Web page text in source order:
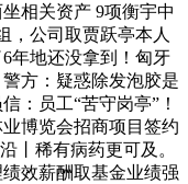
相关资产 9项衡宇中
，公司取贾跃亭本人
年地还没拿到！匈牙
方：疑惑除发泡胶是
：员工“苦守岗亭”！
博览会招商项目签约
丨稀有病药更可及。
效薪酬取基金业绩强